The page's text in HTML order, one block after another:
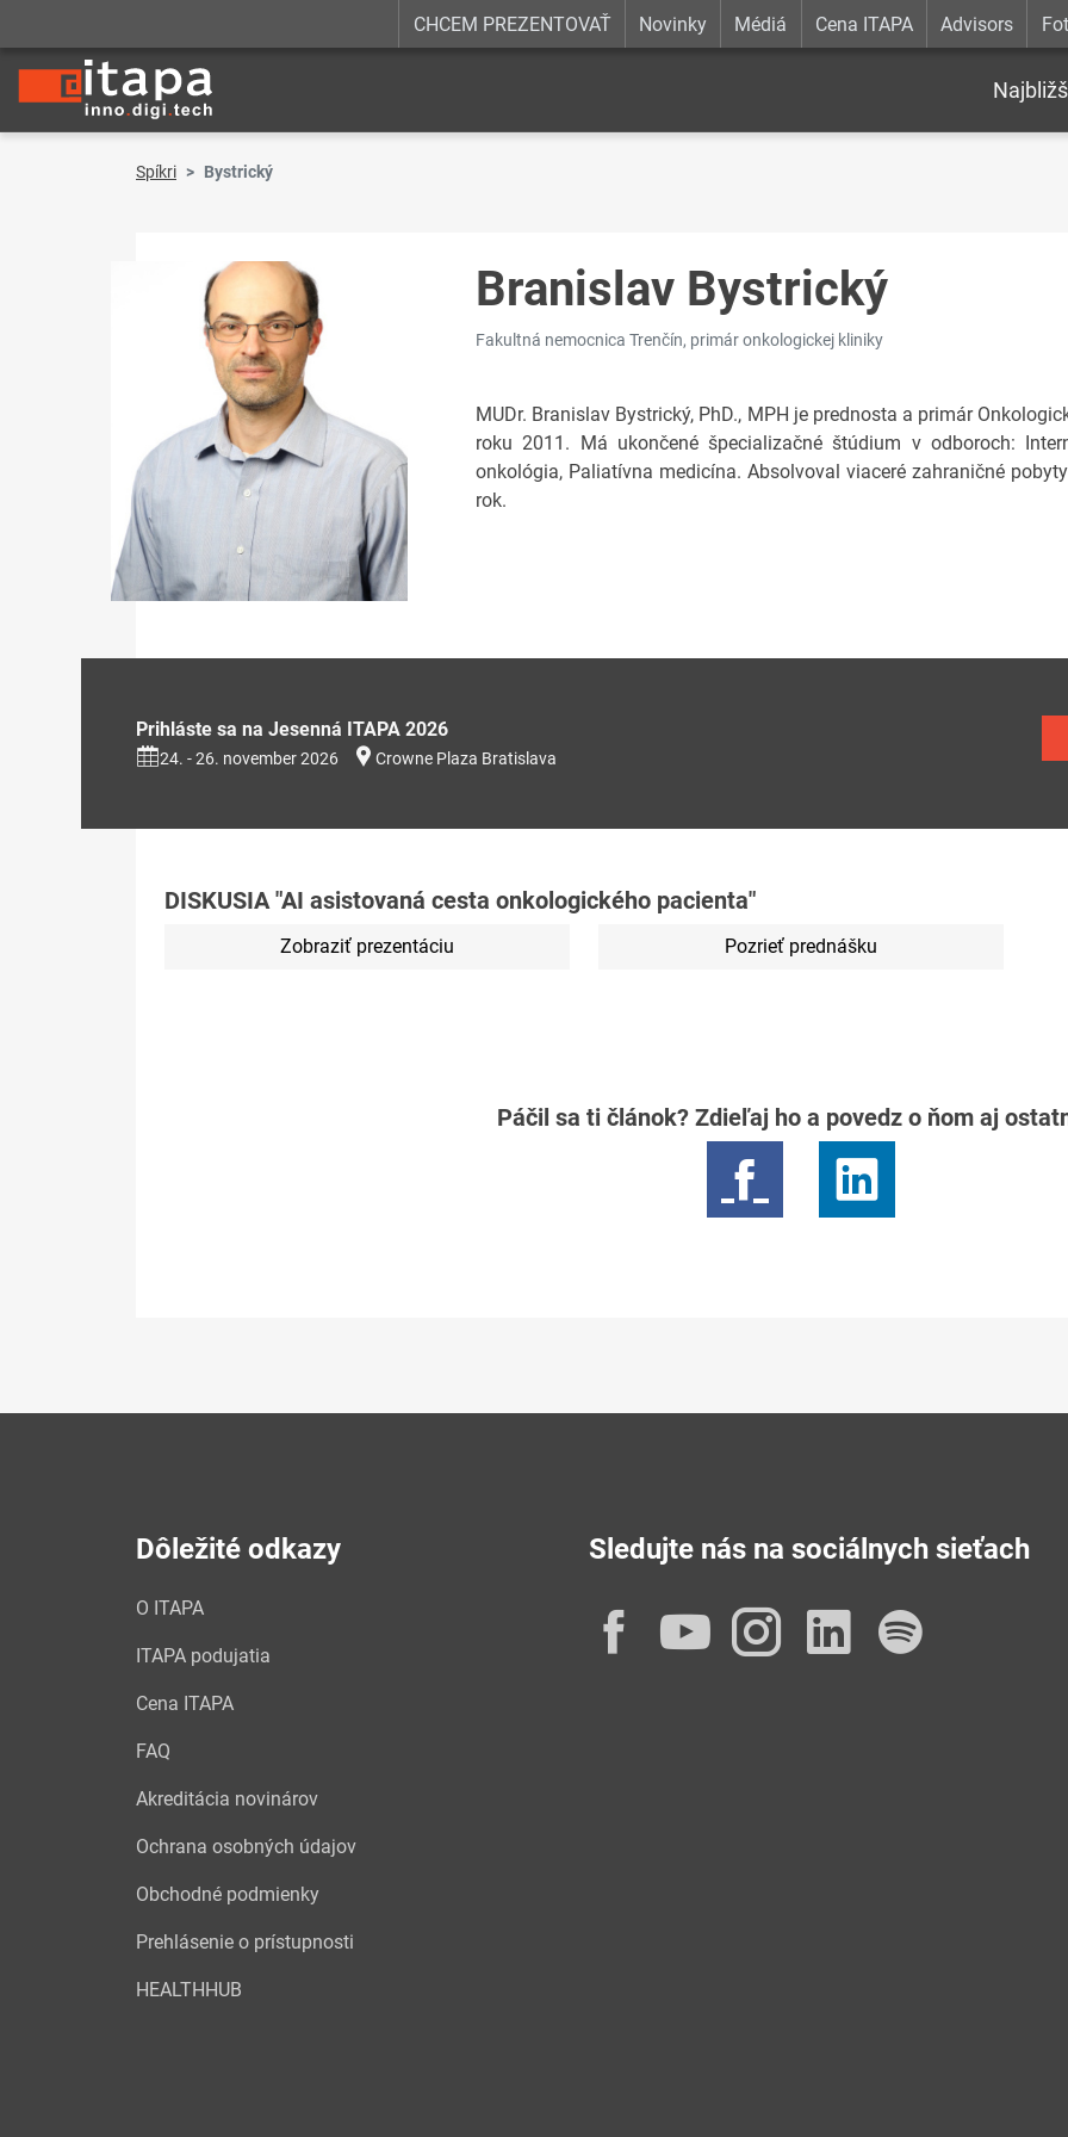
CHCEM PREZENTOVAŤ Novinky Médiá Cena ITAPA Advisors
Spíkri Bystrický
Branislav Bystrický
Fakultná nemocnica Trenčín, primár onkologickej kliniky
MUDr. Branislav Bystrický, PhD., MPH je prednosta a primár
roku 2011. Má ukončené špecializačné štúdium v odboroch:
onkológia, Paliatívna medicína. Absolvoval viaceré zahraničné
rok.
Prihláste sa na Jesenná ITAPA 2026
24. - 26. november 2026 Crowne Plaza Bratislava
DISKUSIA "AI asistovaná cesta onkologického pacienta"
Zobraziť prezentáciu Pozrieť prednášku
Páčil sa ti článok? Zdieľaj ho a povedz o ňom aj
Dôležité odkazy
O ITAPA
ITAPA podujatia
Cena ITAPA
FAQ
Akreditácia novinárov
Ochrana osobných údajov
Obchodné podmienky
Prehlásenie o prístupnosti
HEALTHHUB
Sledujte nás na sociálnych sieťach
Facebook
YouTube
Instagram
LinkedIn